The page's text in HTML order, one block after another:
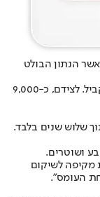
היום (חמישי) תמונת מצב מורכבת. מספר פצועי ופצועות צה"ל וכוחות הביטחון שפנו לקבלת טיפול חצה כבר את רף ה-26 אלף, כאשר הנתון הבולט
לפי הנתונים המעודכנים, כ-65% מהפונים מתמודדים עם מצוקה נפשית: פוסט טראומה, חרדה, דיכאון וקשיי הסתגלות. מדובר בכ-17 אלף נפגעים, מתוכם אלפים שמתמודדים גם עם פציעות פיזיות במקביל. לצידם, כ-9,000
ההערכות באגף השיקום מצביעות על מגמה ברורה: עד שנת 2026 צפוי מספר הפצועים הכולל מכלל מערכות ישראל לחצות את רף ה-90 אלף - זינוק של יותר מ-40% בתוך שלוש שנים בלבד.
מקיפה לשיקום
העומס".